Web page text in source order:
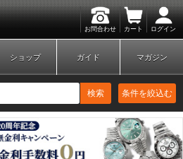
お問合わせ カート ログイン
ログイン
ショップ ガイド マガジン
検索 条件を絞込む